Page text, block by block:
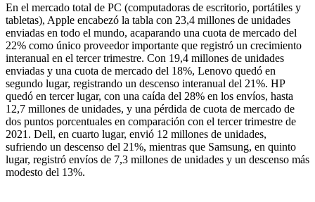
En el mercado total de PC (computadoras de escritorio, portátiles y
tabletas), Apple encabezó la tabla con 23,4 millones de unidades
enviadas en todo el mundo, acaparando una cuota de mercado del
22% como único proveedor importante que registró un crecimiento
interanual en el tercer trimestre. Con 19,4 millones de unidades
enviadas y una cuota de mercado del 18%, Lenovo quedó en
segundo lugar, registrando un descenso interanual del 21%. HP
quedó en tercer lugar, con una caída del 28% en los envíos, hasta
12,7 millones de unidades, y una pérdida de cuota de mercado de
dos puntos porcentuales en comparación con el tercer trimestre de
2021. Dell, en cuarto lugar, envió 12 millones de unidades,
sufriendo un descenso del 21%, mientras que Samsung, en quinto
lugar, registró envíos de 7,3 millones de unidades y un descenso más
modesto del 13%.